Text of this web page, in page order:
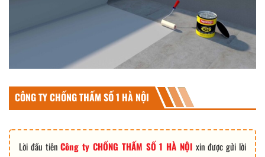
CÔNG TY CHỐNG THẤM SỐ 1 HÀ NỘI
Lời đầu tiênCông ty CHỐNG THẤM SỐ 1 HÀ NỘI xin được gửi lời